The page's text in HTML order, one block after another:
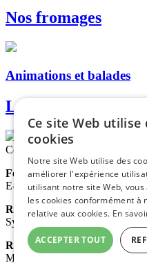
Nos fromages
Animations et balades
Les dromadaires
Contactez-nous
Ferme de La Blaquière
E-mail :
Réservation gîte et camping
Sylvia : +33 (0)6 75 09 31 73
Réservation dromadaires
Matthieu : +33 (0)6 24 54 13 69
Ce site Web utilise
cookies
Notre site Web utilise des
améliorer l'expérience
utilisant notre site Web, vous
les cookies conformément à
relative aux cookies. En
ACCEPTER TOUT